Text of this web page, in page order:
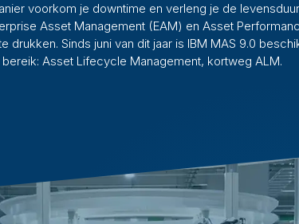
voorkom je downtime en verleng je de
Asset Management (EAM) en Asset
drukken. Sinds juni van dit jaar is IBM MAS 9.0
Asset Lifecycle Management, kortweg ALM.